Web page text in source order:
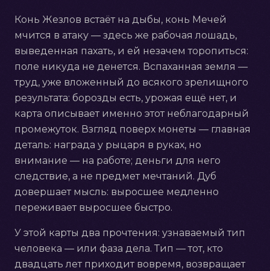
Конь Жезлов встаёт на дыбы, конь Мечей
мчится в атаку — здесь же рабочая лошадь,
выведенная пахать, и ей незачем торопиться:
поле никуда не денется. Вспаханная земля —
труд, уже вложенный до всякого зрелищного
результата: борозды есть, урожая ещё нет, и
карта описывает именно этот неблагодарный
промежуток. Взгляд поверх монеты — главная
деталь: награда у рыцаря в руках, но
внимание — на работе; деньги для него
следствие, а не предмет мечтаний. Дуб
довершает мысль: выросшее медленно
переживает выросшее быстро.
У этой карты два прочтения: узнаваемый тип
человека — или фаза дела. Тип — тот, кто
двадцать лет приходит вовремя, возвращает